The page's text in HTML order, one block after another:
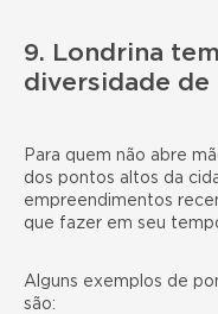
9. Londrina
diversidade
Para quem não abre
dos pontos altos da
empreendimentos
que fazer em seu
Alguns exemplos de
são: